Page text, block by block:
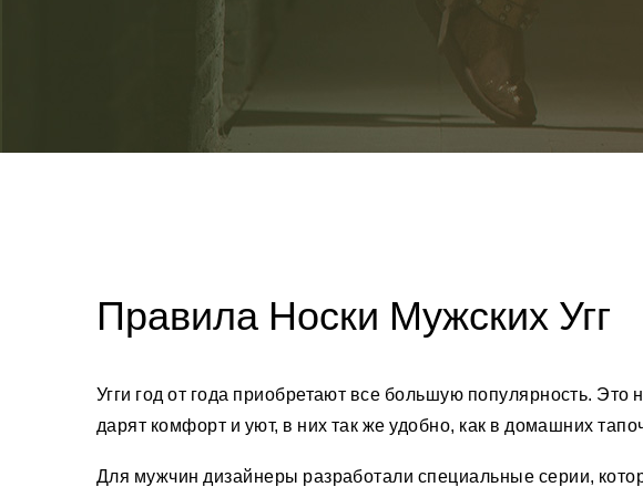
Правила Носки Мужских Угг
Угги год от года приобретают все большую популярность. Это
дарят комфорт и уют, в них так же удобно, как в домашних
Для мужчин дизайнеры разработали специальные серии,